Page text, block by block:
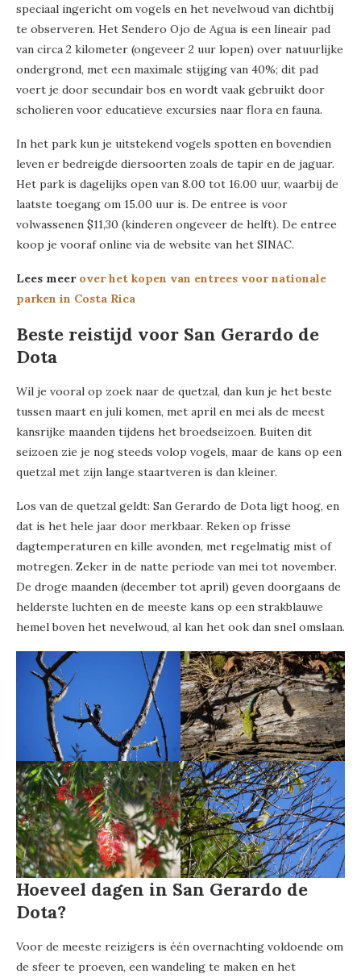
speciaal ingericht om vogels en het nevelwoud van dichtbij
te observeren. Het Sendero Ojo de Agua is een lineair pad
van circa 2 kilometer (ongeveer 2 uur lopen) over natuurlijke
ondergrond, met een maximale stijging van 40%; dit pad
voert je door secundair bos en wordt vaak gebruikt door
scholieren voor educatieve excursies naar flora en fauna.
In het park kun je uitstekend vogels spotten en bovendien
leven er bedreigde diersoorten zoals de tapir en de jaguar.
Het park is dagelijks open van 8.00 tot 16.00 uur, waarbij de
laatste toegang om 15.00 uur is. De entree is voor
volwassenen $11,30 (kinderen ongeveer de helft). De entree
koop je vooraf online via de website van het SINAC.
Lees meer over het kopen van entrees voor nationale
parken in Costa Rica
Beste reistijd voor San Gerardo de
Dota
Wil je vooral op zoek naar de quetzal, dan kun je het beste
tussen maart en juli komen, met april en mei als de meest
kansrijke maanden tijdens het broedseizoen. Buiten dit
seizoen zie je nog steeds volop vogels, maar de kans op een
quetzal met zijn lange staartveren is dan kleiner.
Los van de quetzal geldt: San Gerardo de Dota ligt hoog, en
dat is het hele jaar door merkbaar. Reken op frisse
dagtemperaturen en kille avonden, met regelmatig mist of
motregen. Zeker in de natte periode van mei tot november.
De droge maanden (december tot april) geven doorgaans de
helderste luchten en de meeste kans op een strakblauwe
hemel boven het nevelwoud, al kan het ook dan snel omslaan.
Hoeveel dagen in San Gerardo de
Dota?
Voor de meeste reizigers is één overnachting voldoende om
de sfeer te proeven, een wandeling te maken en het